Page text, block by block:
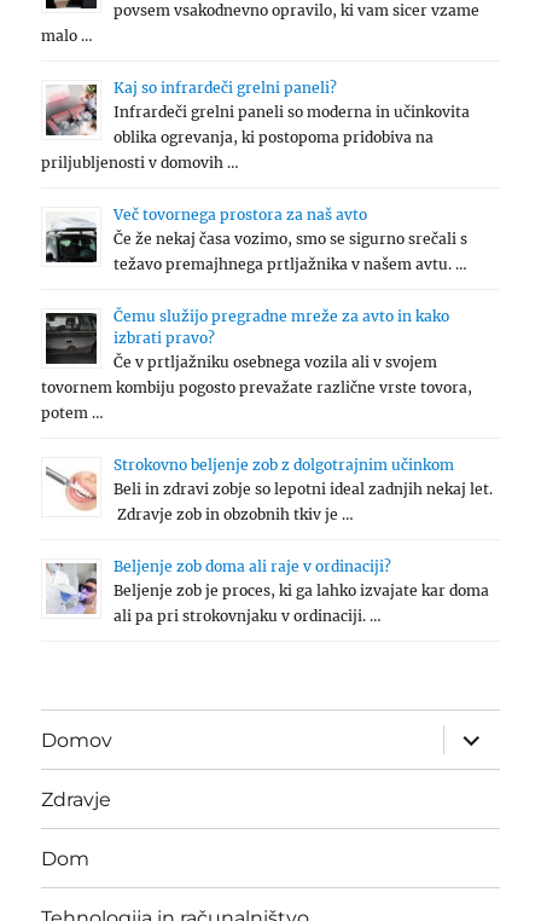
povsem vsakodnevno opravilo, ki vam sicer vzame
malo …
Kaj so infrardeči grelni paneli?
Infrardeči grelni paneli so moderna in učinkovita
oblika ogrevanja, ki postopoma pridobiva na
priljubljenosti v domovih …
Več tovornega prostora za naš avto
Če že nekaj časa vozimo, smo se sigurno srečali s
težavo premajhnega prtljažnika v našem avtu. …
Čemu služijo pregradne mreže za avto in kako
izbrati pravo?
Če v prtljažniku osebnega vozila ali v svojem
tovornem kombiju pogosto prevažate različne vrste tovora,
potem …
Strokovno beljenje zob z dolgotrajnim učinkom
Beli in zdravi zobje so lepotni ideal zadnjih nekaj let.
Zdravje zob in obzobnih tkiv je …
Beljenje zob doma ali raje v ordinaciji?
Beljenje zob je proces, ki ga lahko izvajate kar doma
ali pa pri strokovnjaku v ordinaciji. …
Domov
expand
child
menu
Zdravje
Dom